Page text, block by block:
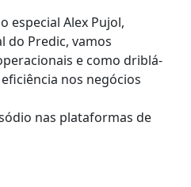
especial Alex Pujol,
do Predic, vamos
e como driblá-
nos negócios
nas plataformas de